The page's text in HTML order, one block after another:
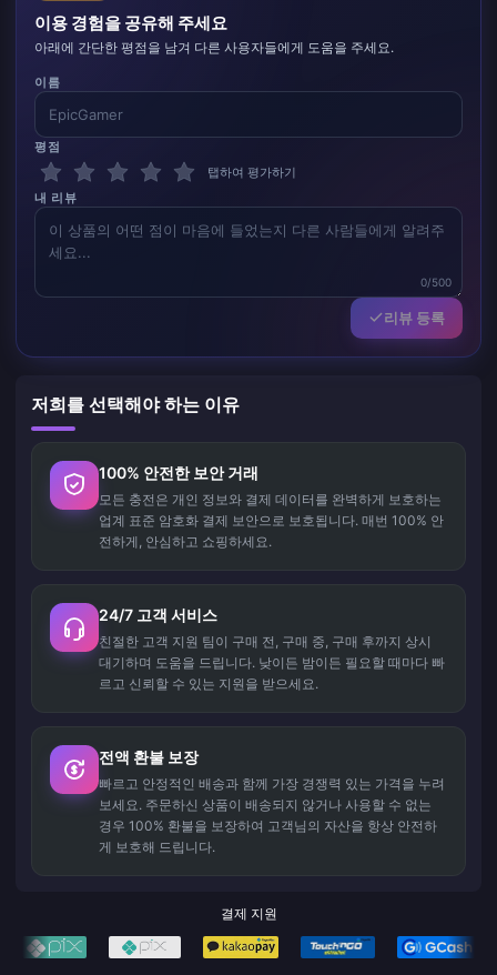
이용 경험을 공유해 주세요
아래에 간단한 평점을 남겨 다른 사용자들에게 도움을 주세요.
이름
평점
탭하여 평가하기
내 리뷰
0/500
리뷰 등록
저희를 선택해야 하는 이유
100% 안전한 보안 거래
모든 충전은 개인 정보와 결제 데이터를 완벽하게 보호하는
업계 표준 암호화 결제 보안으로 보호됩니다. 매번 100% 안
전하게, 안심하고 쇼핑하세요.
24/7 고객 서비스
친절한 고객 지원 팀이 구매 전, 구매 중, 구매 후까지 상시
대기하며 도움을 드립니다. 낮이든 밤이든 필요할 때마다 빠
르고 신뢰할 수 있는 지원을 받으세요.
전액 환불 보장
빠르고 안정적인 배송과 함께 가장 경쟁력 있는 가격을 누려
보세요. 주문하신 상품이 배송되지 않거나 사용할 수 없는
경우 100% 환불을 보장하여 고객님의 자산을 항상 안전하
게 보호해 드립니다.
결제 지원